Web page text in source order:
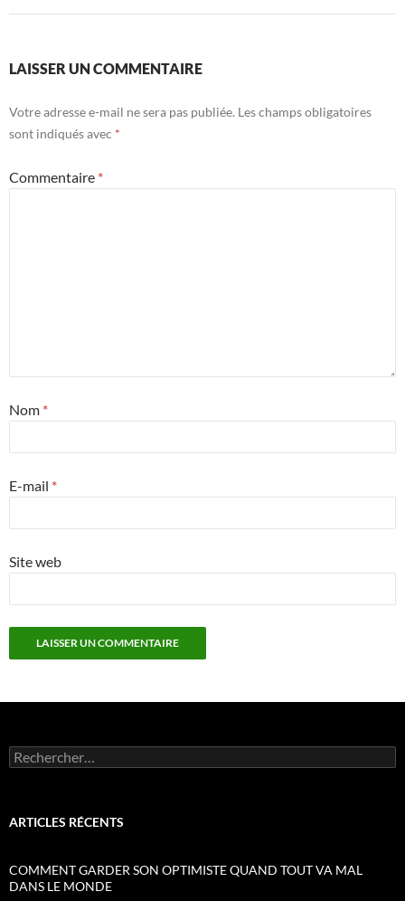
LAISSER UN COMMENTAIRE
Votre adresse e-mail ne sera pas publiée. Les champs obligatoires
sont indiqués avec *
Commentaire *
Nom *
E-mail *
Site web
Rechercher :
ARTICLES RÉCENTS
COMMENT GARDER SON OPTIMISTE QUAND TOUT VA MAL
DANS LE MONDE